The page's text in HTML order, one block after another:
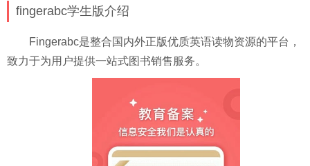
fingerabc学生版介绍
Fingerabc是整合国内外正版优质英语读物资源的平台，
致力于为用户提供一站式图书销售服务。